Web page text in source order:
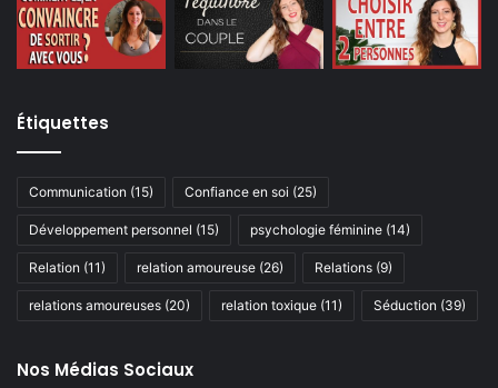
Étiquettes
Communication (15) Confiance en soi (25)
Développement personnel (15) psychologie féminine (14)
Relation (11) relation amoureuse (26) Relations (9)
relations amoureuses (20) relation toxique (11) Séduction (39)
Nos Médias Sociaux